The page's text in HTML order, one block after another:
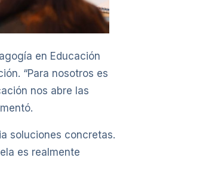
en Educación
“Para nosotros es
nos abre las
soluciones concretas.
es realmente